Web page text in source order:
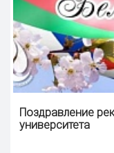
Поздравление
университета